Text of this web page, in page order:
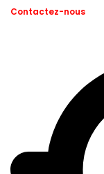
Contactez-nous